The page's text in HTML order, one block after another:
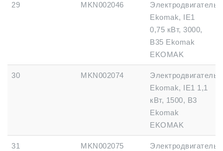
29 MKN002046
Электродвигатель
Ekomak, IE1
0,75 кВт, 3000,
B35 Ekomak
EKOMAK
30 MKN002074
Электродвигатель
Ekomak, IE1 1,1
кВт, 1500, B3
Ekomak
EKOMAK
31 MKN002075
Электродвигатель